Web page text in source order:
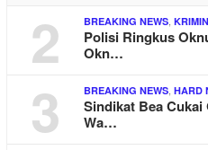
2 BREAKING NEWS
Polisi Ringkus
Okn…
3 BREAKING NEWS HARD
Sindikat Bea
Wa…